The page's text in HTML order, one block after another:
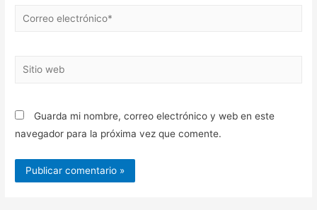
Correo
Sitio
Guarda mi nombre, correo electrónico y web en este
navegador para la próxima vez que comente.